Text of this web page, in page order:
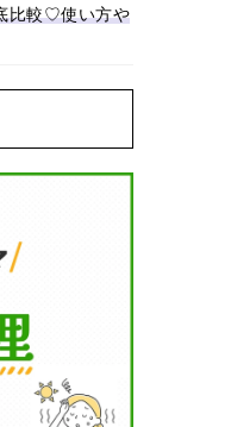
比較♡使い方や